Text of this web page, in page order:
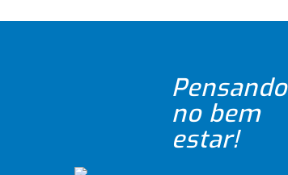
Pensando
no bem
estar!